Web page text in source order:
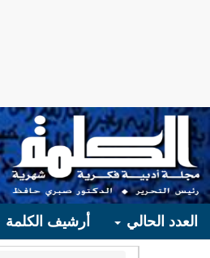
العدد الحالي أرشيف الكلمة